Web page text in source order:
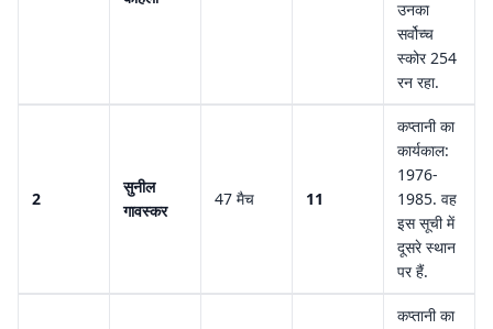
उनका
सर्वोच्च
स्कोर 254
रन रहा.
2
सुनील
गावस्कर
47 मैच 11
कप्तानी का
कार्यकाल:
1976-
1985. वह
इस सूची में
दूसरे स्थान
पर हैं.
कप्तानी का